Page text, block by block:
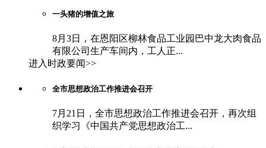
一头猪的增值之旅
8月3日，在恩阳区柳林食品工业园巴中龙大肉食品
有限公司生产车间内，工人正...
进入时政要闻>>
全市思想政治工作推进会召开
7月21日，全市思想政治工作推进会召开，再次组
织学习《中国共产党思想政治工...